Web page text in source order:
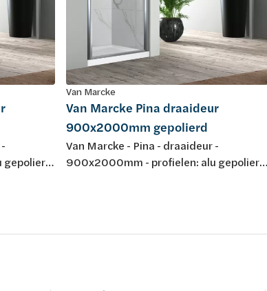
gepolierd
Van Marcke
Van Marcke Pina draaideur
900x2000mm gepolierd
Van Marcke - Pina - draaideur -
900x2000mm - profielen: alu gepolierd